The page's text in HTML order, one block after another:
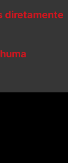
diretamente